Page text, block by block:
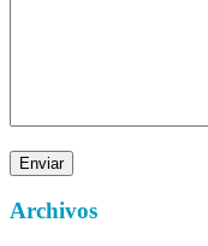
Archivos